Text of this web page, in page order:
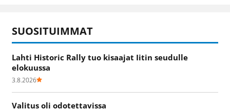
SUOSITUIMMAT
Lahti Historic Rally tuo kisaajat Iitin seudulle
elokuussa
3.8.2026
Valitus oli odotettavissa